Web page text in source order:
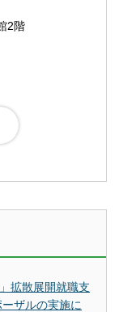
2階
拡散展開就職支
ザルの実施に